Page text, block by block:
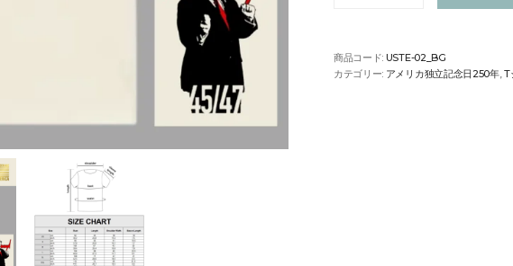
商品コード: USTE-02_BG
カテゴリー: アメリカ独立記念日250年,T